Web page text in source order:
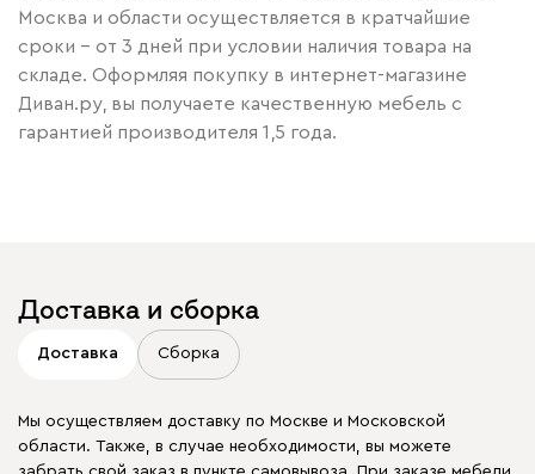
Москва и области осуществляется в кратчайшие
сроки – от 3 дней при условии наличия товара на
складе. Оформляя покупку в интернет-магазине
Диван.ру, вы получаете качественную мебель с
гарантией производителя 1,5 года.
Доставка и сборка
Доставка Сборка
Мы осуществляем доставку по Москве и Московской
области. Также, в случае необходимости, вы можете